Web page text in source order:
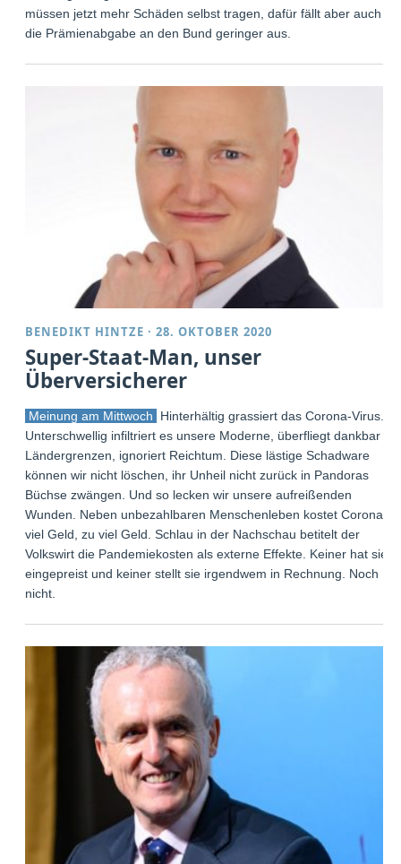
müssen jetzt mehr Schäden selbst tragen, dafür fällt aber auch
die Prämienabgabe an den Bund geringer aus.
BENEDIKT HINTZE ·28. OKTOBER 2020
Super-Staat-Man, unser
Überversicherer
Meinung am Mittwoch
Hinterhältig grassiert das Corona-Virus.
Unterschwellig infiltriert es unsere Moderne, überfliegt dankbar
Ländergrenzen, ignoriert Reichtum. Diese lästige Schadware
können wir nicht löschen, ihr Unheil nicht zurück in Pandoras
Büchse zwängen. Und so lecken wir unsere aufreißenden
Wunden. Neben unbezahlbaren Menschenleben kostet Corona
viel Geld, zu viel Geld. Schlau in der Nachschau betitelt der
Volkswirt die Pandemiekosten als externe Effekte. Keiner hat sie
eingepreist und keiner stellt sie irgendwem in Rechnung. Noch
nicht.